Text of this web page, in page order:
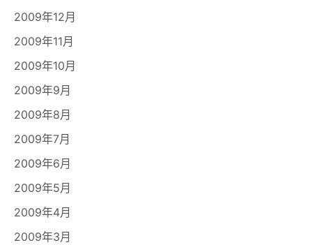
2009年12月
2009年11月
2009年10月
2009年9月
2009年8月
2009年7月
2009年6月
2009年5月
2009年4月
2009年3月